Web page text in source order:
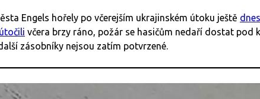
Engels hořely po včerejším ukrajinském útoku ještě dnes
včera brzy ráno, požár se hasičům nedaří dostat pod
zásobníky nejsou zatím potvrzené.